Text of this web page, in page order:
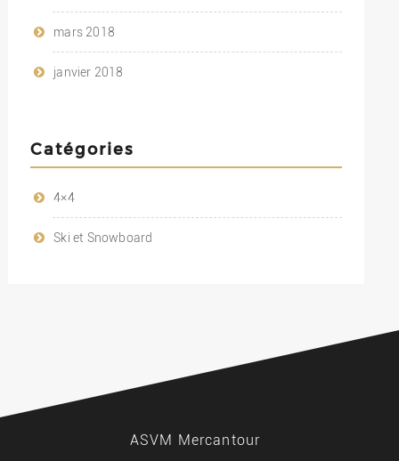
mars 2018
janvier 2018
Catégories
4×4
Ski et Snowboard
ASVM Mercantour